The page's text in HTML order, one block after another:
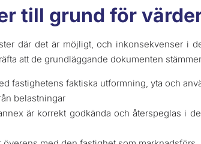
till grund för
där det är möjligt, och inkonsekvenser i
att de grundläggande dokumenten
fastighetens faktiska utformning, yta och
belastningar
är korrekt godkända och återspeglas i